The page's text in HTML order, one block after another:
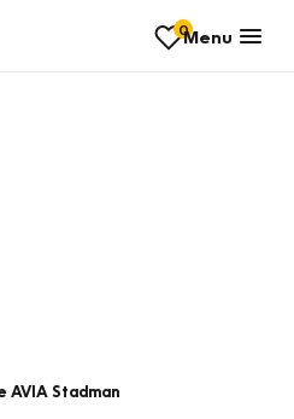
0Menu
AVIA Stadman